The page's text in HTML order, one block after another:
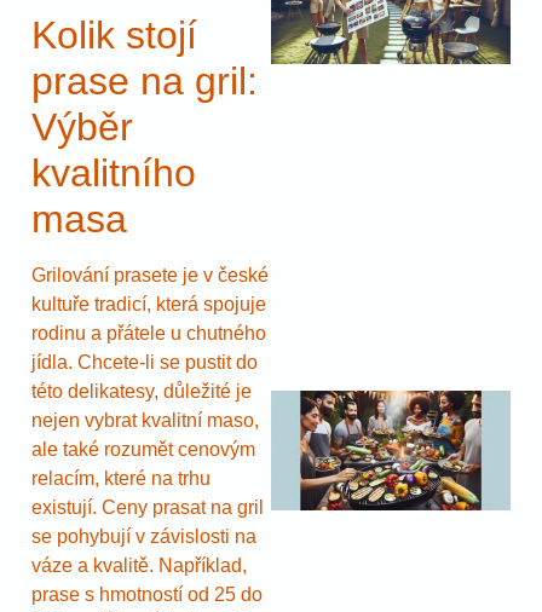
Kolik stojí
prase na gril:
Výběr
kvalitního
masa
Grilování prasete je v české
kultuře tradicí, která spojuje
rodinu a přátele u chutného
jídla. Chcete-li se pustit do
této delikatesy, důležité je
nejen vybrat kvalitní maso,
ale také rozumět cenovým
relacím, které na trhu
existují. Ceny prasat na gril
se pohybují v závislosti na
váze a kvalitě. Například,
prase s hmotností od 25 do